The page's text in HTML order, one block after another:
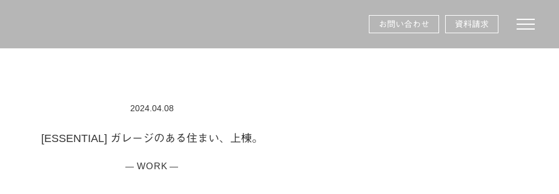
toggle
お問い合わせ 資料請求
2024.04.08
[ESSENTIAL] ガレージのある住まい、上棟。
WORK